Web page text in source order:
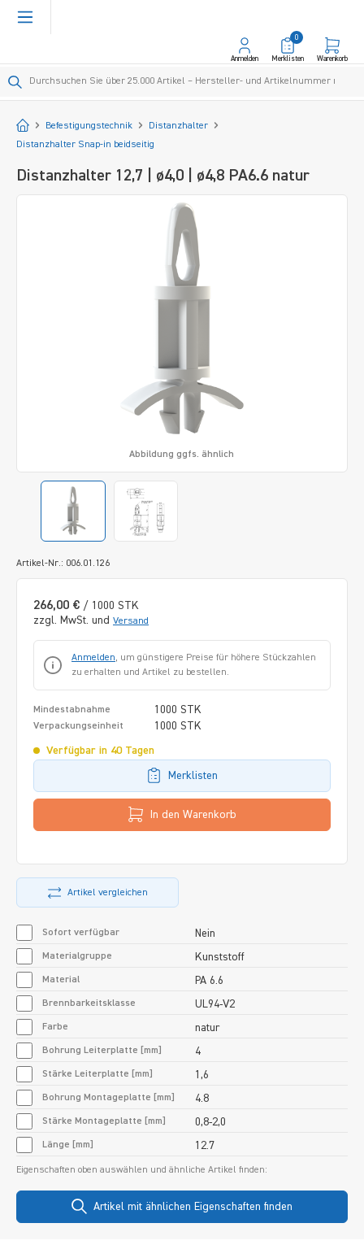
springen
Anmelden Merklisten
0
Warenkorb
Startseite
Befestigungstechnik
Distanzhalter
Distanzhalter Snap-in beidseitig
Distanzhalter 12,7 | ø4,0 | ø4,8 PA6.6 natur
Artikel-Nr.: 006.01.126
Abbildung ggfs. ähnlich
266,00 € / 1000 STK
zzgl. MwSt. und Versand
Anmelden, um günstigere Preise für höhere Stückzahlen
zu erhalten und Artikel zu bestellen.
Mindestabnahme 1000 STK
Verpackungseinheit 1000 STK
Verfügbar in 40 Tagen
Merklisten
In den Warenkorb
Artikel vergleichen
Sofort verfügbar Nein
Materialgruppe Kunststoff
Material PA 6.6
Brennbarkeitsklasse UL94-V2
Farbe natur
Bohrung Leiterplatte [mm] 4
Stärke Leiterplatte [mm] 1,6
Bohrung Montageplatte [mm] 4.8
Stärke Montageplatte [mm] 0,8-2,0
Länge [mm] 12.7
Eigenschaften oben auswählen und ähnliche Artikel finden:
Artikel mit ähnlichen Eigenschaften finden